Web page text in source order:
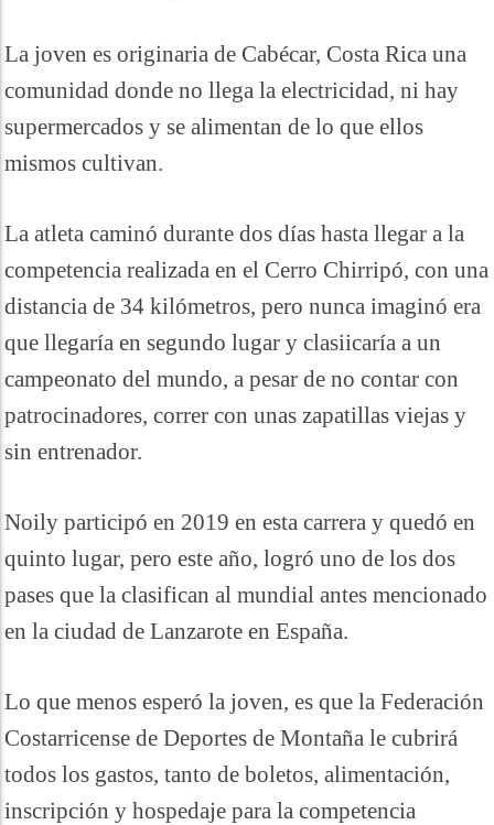
La joven es originaria de Cabécar, Costa Rica una
comunidad donde no llega la electricidad, ni hay
supermercados y se alimentan de lo que ellos
mismos cultivan.
La atleta caminó durante dos días hasta llegar a la
competencia realizada en el Cerro Chirripó, con una
distancia de 34 kilómetros, pero nunca imaginó era
que llegaría en segundo lugar y clasiicaría a un
campeonato del mundo, a pesar de no contar con
patrocinadores, correr con unas zapatillas viejas y
sin entrenador.
Noily participó en 2019 en esta carrera y quedó en
quinto lugar, pero este año, logró uno de los dos
pases que la clasifican al mundial antes mencionado
en la ciudad de Lanzarote en España.
Lo que menos esperó la joven, es que la Federación
Costarricense de Deportes de Montaña le cubrirá
todos los gastos, tanto de boletos, alimentación,
inscripción y hospedaje para la competencia